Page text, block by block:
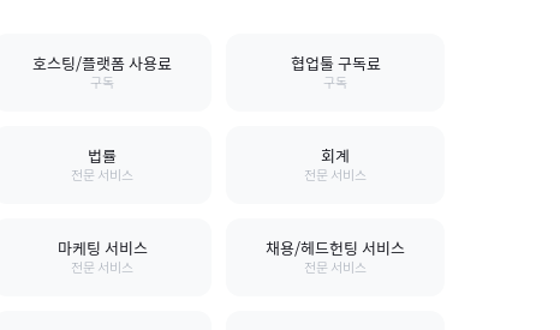
호스팅/플랫폼 사용료
구독
협업툴 구독료
구독
법률
전문 서비스
회계
전문 서비스
마케팅 서비스
전문 서비스
채용/헤드헌팅 서비스
전문 서비스